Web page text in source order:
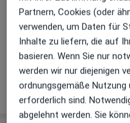
Details
Telefonnummer
08342 91...
Mehr
Partnern, Cookies (oder
verwenden, um Daten für
Inhalte zu liefern, die auf
basieren. Wenn Sie nur
werden wir nur diejenigen
ordnungsgemäße
erforderlich sind.
abgelehnt werden. Sie